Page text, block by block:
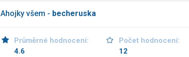
Ahojky všem - becheruska
Průměrné hodnocení:
4.6
Počet hodnocení:
12